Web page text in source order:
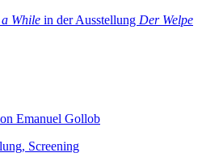
While in der Ausstellung Der Welpe
Emanuel Gollob
Screening